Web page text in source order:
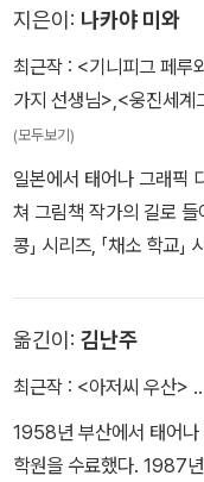
지은이: 나카야 미와
최근작 : <기니피그 페루
가지 선생님>,<웅진세계
(모두보기)
일본에서 태어나 그래픽
쳐 그림책 작가의 길로 들
콩」 시리즈, 「채소 학교
키워 온 경험을 바탕으로
옮긴이: 김난주
최근작 : <아저씨 우산>
1958년 부산에서 태어나
학원을 수료했다. 1987